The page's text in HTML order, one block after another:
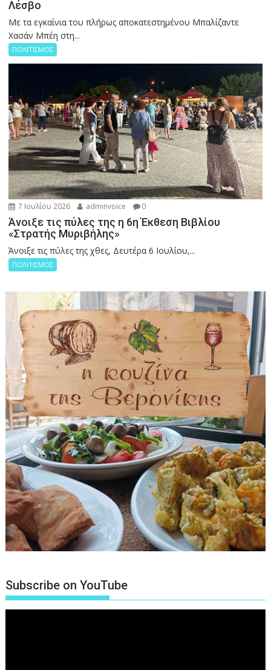
Λέσβο
Με τα εγκαίνια του πλήρως αποκατεστημένου Μπαλίζαντε
Χασάν Μπέη στη...
ΠΟΛΙΤΙΣΜΟΣ
7 Ιουλίου 2026 adminvoice 0
Άνοιξε τις πύλες της η 6η Έκθεση Βιβλίου
«Στρατής Μυριβήλης»
Άνοιξε τις πύλες της χθες, Δευτέρα 6 Ιουλίου,...
ΠΟΛΙΤΙΣΜΟΣ
Subscribe on YouTube